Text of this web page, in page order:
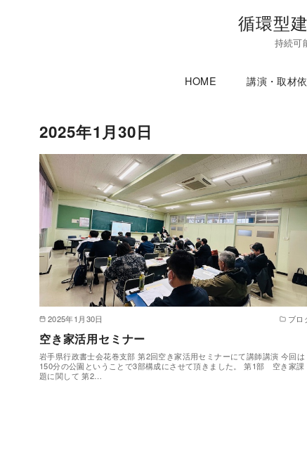
循環型
持続可
HOME 講演・取材
2025年1月30日
2025年1月30日 ブロ
空き家活用セミナー
岩手県行政書士会花巻支部 第2回空き家活用セミナーにて講師講演 今回は
150分の公園ということで3部構成にさせて頂きました。 第1部 空き家課
題に関して 第2…